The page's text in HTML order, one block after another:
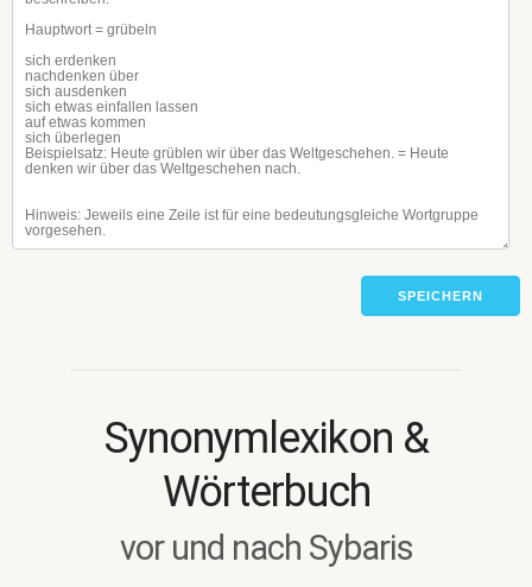
SPEICHERN
Synonymlexikon &
Wörterbuch
vor und nach Sybaris